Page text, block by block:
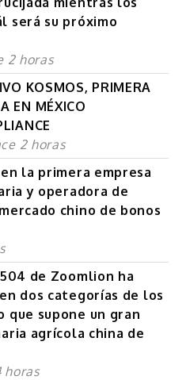
será su próximo
2 horas
KOSMOS, PRIMERA
EN MÉXICO
2 horas
la primera empresa
y operadora de
chino de bonos
de Zoomlion ha
dos categorías de los
que supone un gran
agrícola china de
horas